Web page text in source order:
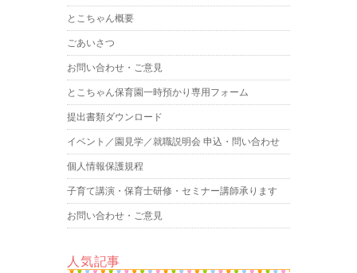
とこちゃん概要
ごあいさつ
お問い合わせ・ご意見
とこちゃん保育園一時預かり専用フォーム
提出書類ダウンロード
イベント／園見学／就職説明会 申込・問い合わせ
個人情報保護規程
子育て講演・保育士研修・セミナー講師承ります
お問い合わせ・ご意見
人気記事